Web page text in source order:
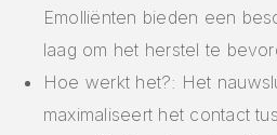
Emolliënten bieden een
laag om het herstel te
Hoe werkt het?: Het
maximaliseert het contact